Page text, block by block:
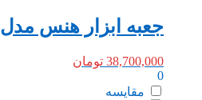
جعبه ابزار هنس مدل TK 158 v
38,700,000 تومان
0
مقایسه